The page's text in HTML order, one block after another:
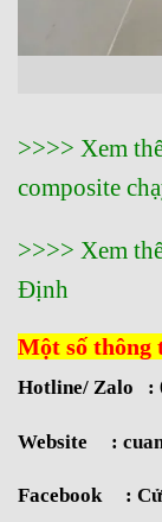
>>>> Xem
composite
>>>> Xem
Định
Một số thông
Hotline/ Zalo :
Website :
Facebook :